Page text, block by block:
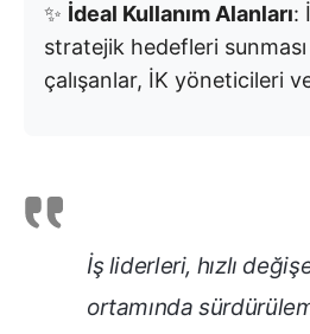
✨ İdeal Kullanım Alanları:
stratejik hedefleri
çalışanlar, İK yöneticileri
İş liderleri, hızlı
ortamında